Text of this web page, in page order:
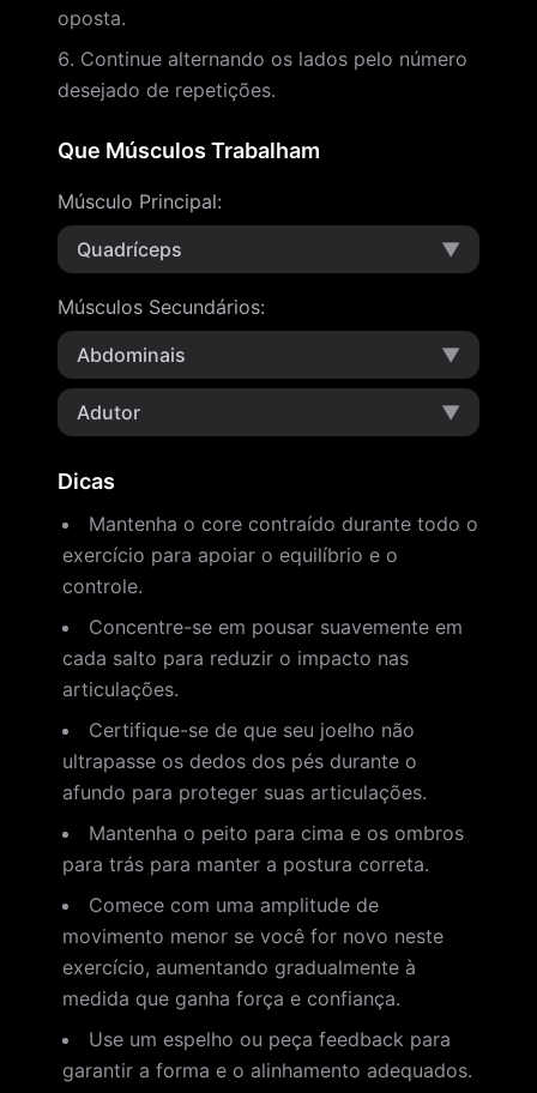
oposta.
Continue alternando os lados pelo número
desejado de repetições.
Que Músculos Trabalham
Músculo Principal:
Quadríceps
▼
Músculos Secundários:
Abdominais
▼
Adutor ▼
Dicas
Mantenha o core contraído durante todo o
exercício para apoiar o equilíbrio e o
controle.
Concentre-se em pousar suavemente em
cada salto para reduzir o impacto nas
articulações.
Certifique-se de que seu joelho não
ultrapasse os dedos dos pés durante o
afundo para proteger suas articulações.
Mantenha o peito para cima e os ombros
para trás para manter a postura correta.
Comece com uma amplitude de
movimento menor se você for novo neste
exercício, aumentando gradualmente à
medida que ganha força e confiança.
Use um espelho ou peça feedback para
garantir a forma e o alinhamento adequados.